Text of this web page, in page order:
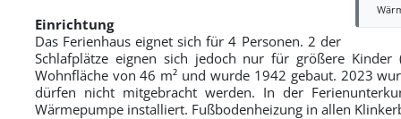
Einrichtung
Das Ferienhaus eignet sich für 4 Personen. 2 der
Schlafplätze eignen sich jedoch nur für größere
Wohnfläche von 46 m² und wurde 1942 gebaut. 2023
dürfen nicht mitgebracht werden. In der
Wärmepumpe installiert. Fußbodenheizung in allen